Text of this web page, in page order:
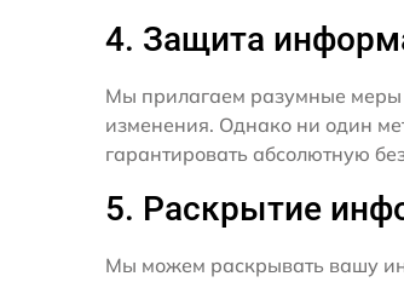
4. Защита
Мы прилагаем разумные меры
изменения. Однако ни один
гарантировать абсолютную
5. Раскрытие
Мы можем раскрывать вашу